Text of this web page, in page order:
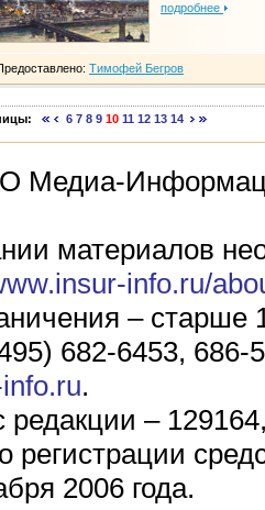
подробнее
Тимофей Бегров
6 7 8 9 10 11 12 13 14
Медиа-
материалов
info.ru/
– старше
682-6453, 686-
.
–
регистрации
2006 года.